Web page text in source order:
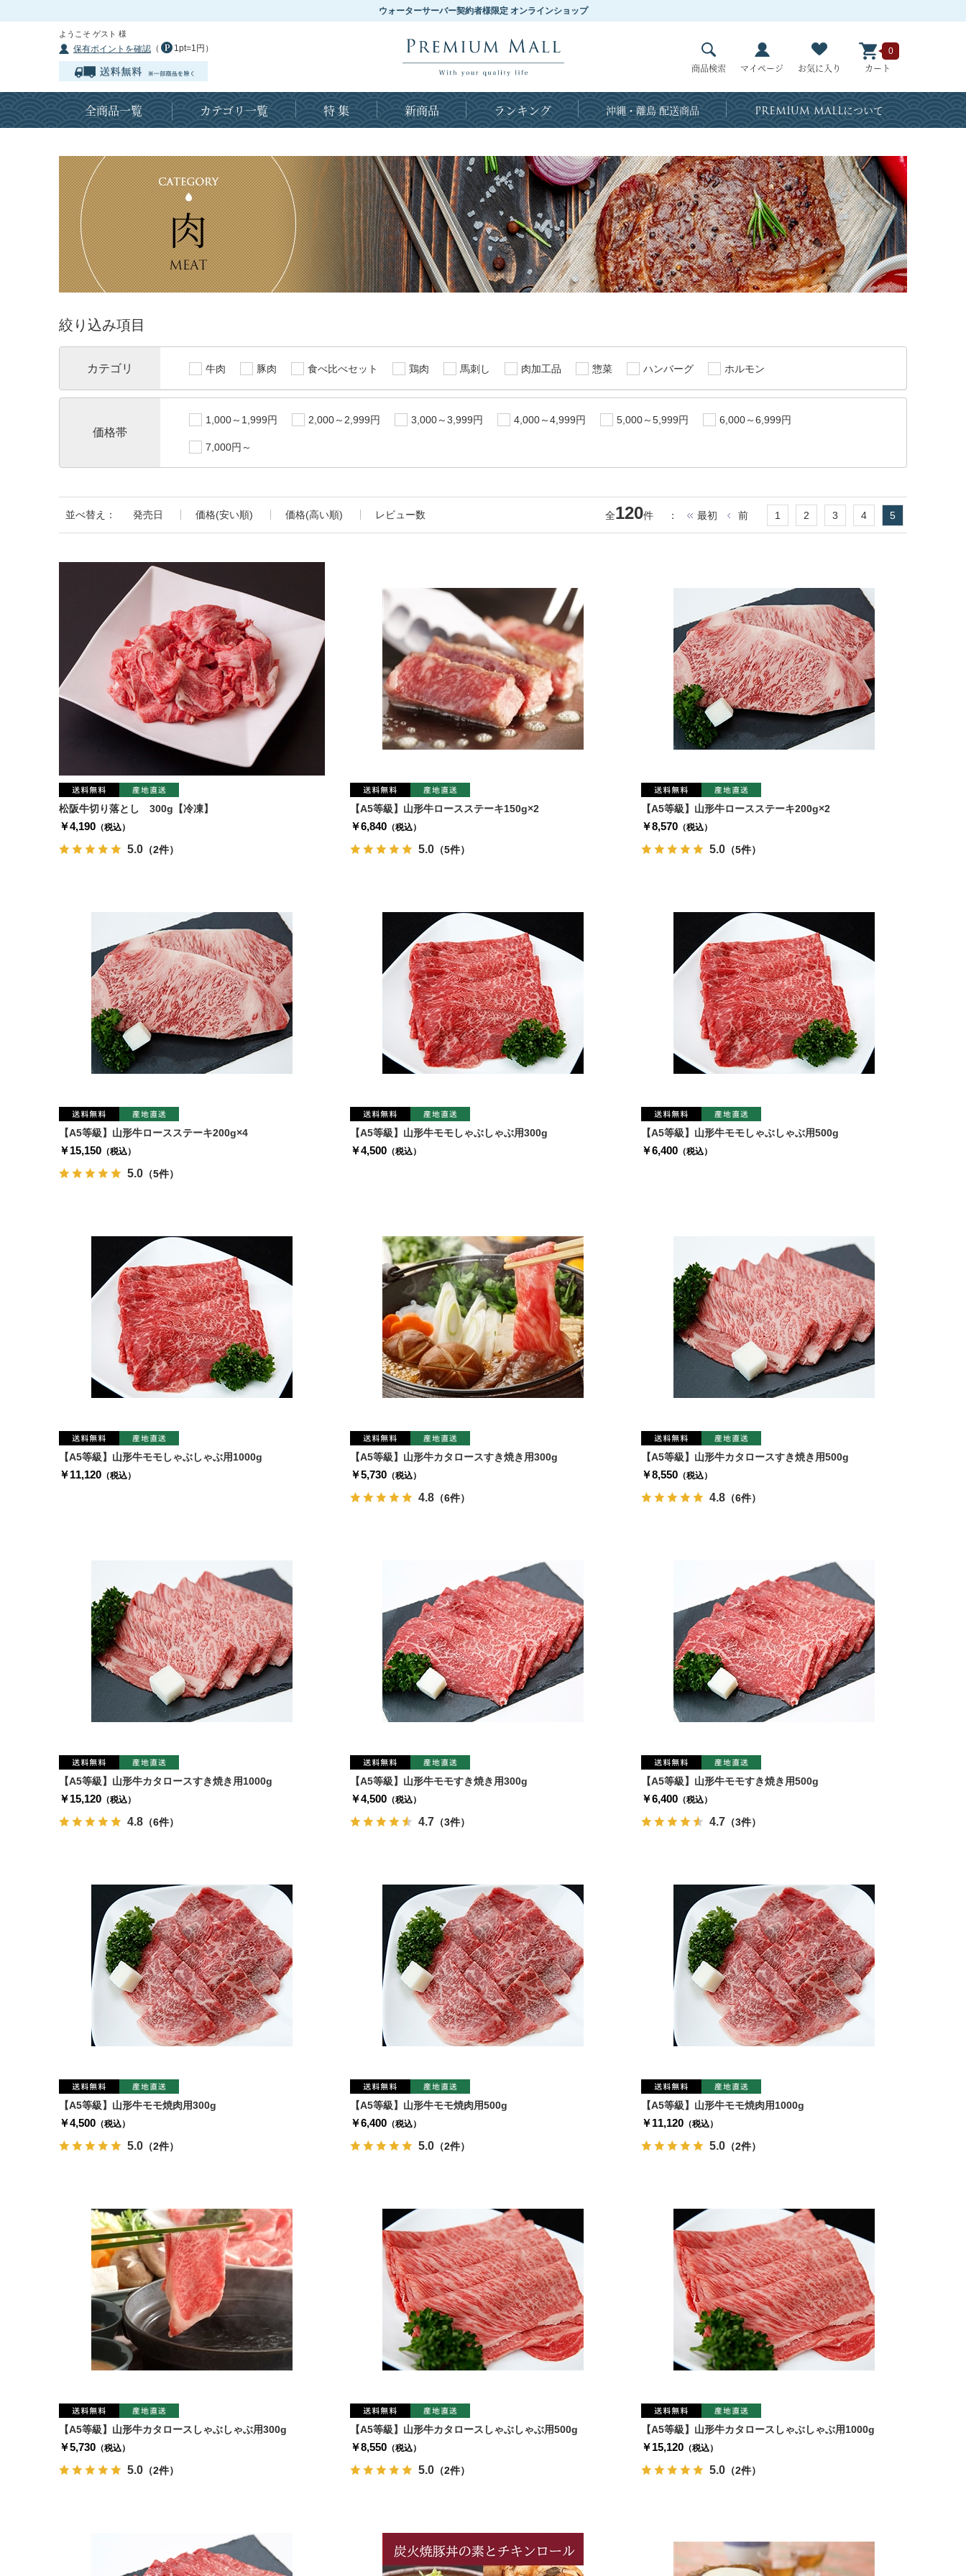
ウォーターサーバー契約者様限定 オンラインショップ
ようこそ ゲスト 様
保有ポイントを確認 （ 1pt=1円）
商品検索 マイページ お気に入り カート
0
全商品一覧 カテゴリ一覧 特 集 新商品 ランキング 沖縄・離島 配送商品 PREMIUM MALLについて
絞り込み項目
カテゴリ 牛肉 豚肉 食べ比べセット 鶏肉 馬刺し 肉加工品 惣菜 ハンバーグ ホルモン
価格帯
1,000～1,999円 2,000～2,999円 3,000～3,999円 4,000～4,999円 5,000～5,999円 6,000～6,999円
7,000円～
並べ替え： 発売日 価格(安い順) 価格(高い順) レビュー数 全120件 ： 最初 前 1 2 3 4 5
松阪牛切り落とし 300g【冷凍】
￥4,190 （税込）
5.0 （2件）
【A5等級】山形牛ロースステーキ150g×2
￥6,840 （税込）
5.0 （5件）
【A5等級】山形牛ロースステーキ200g×2
￥8,570 （税込）
5.0 （5件）
【A5等級】山形牛ロースステーキ200g×4
￥15,150 （税込）
5.0 （5件）
【A5等級】山形牛モモしゃぶしゃぶ用300g
￥4,500 （税込）
【A5等級】山形牛モモしゃぶしゃぶ用500g
￥6,400 （税込）
【A5等級】山形牛モモしゃぶしゃぶ用1000g
￥11,120 （税込）
【A5等級】山形牛カタロースすき焼き用300g
￥5,730 （税込）
4.8 （6件）
【A5等級】山形牛カタロースすき焼き用500g
￥8,550 （税込）
4.8 （6件）
【A5等級】山形牛カタロースすき焼き用1000g
￥15,120 （税込）
4.8 （6件）
【A5等級】山形牛モモすき焼き用300g
￥4,500 （税込）
4.7 （3件）
【A5等級】山形牛モモすき焼き用500g
￥6,400 （税込）
4.7 （3件）
【A5等級】山形牛モモ焼肉用300g
￥4,500 （税込）
5.0 （2件）
【A5等級】山形牛モモ焼肉用500g
￥6,400 （税込）
5.0 （2件）
【A5等級】山形牛モモ焼肉用1000g
￥11,120 （税込）
5.0 （2件）
【A5等級】山形牛カタロースしゃぶしゃぶ用300g
￥5,730 （税込）
5.0 （2件）
【A5等級】山形牛カタロースしゃぶしゃぶ用500g
￥8,550 （税込）
5.0 （2件）
【A5等級】山形牛カタロースしゃぶしゃぶ用1000g
￥15,120 （税込）
5.0 （2件）